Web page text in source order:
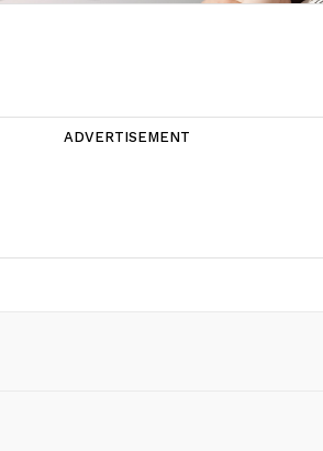
ADVERTISEMENT